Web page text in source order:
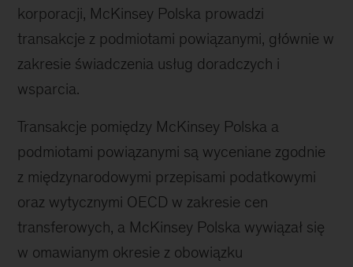
korporacji, McKinsey Polska prowadzi
transakcje z podmiotami powiązanymi, głównie w
zakresie świadczenia usług doradczych i
wsparcia.
Transakcje pomiędzy McKinsey Polska a
podmiotami powiązanymi są wyceniane zgodnie
z międzynarodowymi przepisami podatkowymi
oraz wytycznymi OECD w zakresie cen
transferowych, a McKinsey Polska wywiązał się
w omawianym okresie z obowiązku